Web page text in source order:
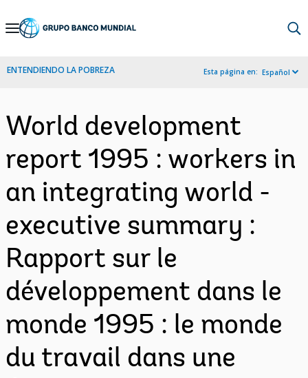
Skip
Navigation
ENTENDIENDO LA POBREZA Esta página en: Español
World development
report 1995 : workers in
an integrating world -
executive summary :
Rapport sur le
développement dans le
monde 1995 : le monde
du travail dans une